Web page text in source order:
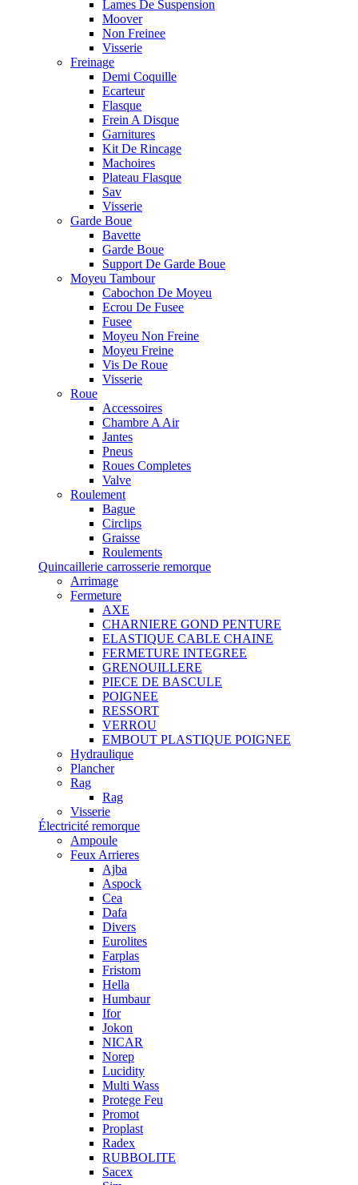
Lames De Suspension
Moover
Non Freinee
Visserie
Freinage
Demi Coquille
Ecarteur
Flasque
Frein A Disque
Garnitures
Kit De Rincage
Machoires
Plateau Flasque
Sav
Visserie
Garde Boue
Bavette
Garde Boue
Support De Garde Boue
Moyeu Tambour
Cabochon De Moyeu
Ecrou De Fusee
Fusee
Moyeu Non Freine
Moyeu Freine
Vis De Roue
Visserie
Roue
Accessoires
Chambre A Air
Jantes
Pneus
Roues Completes
Valve
Roulement
Bague
Circlips
Graisse
Roulements
Quincaillerie carrosserie remorque
Arrimage
Fermeture
AXE
CHARNIERE GOND PENTURE
ELASTIQUE CABLE CHAINE
FERMETURE INTEGREE
GRENOUILLERE
PIECE DE BASCULE
POIGNEE
RESSORT
VERROU
EMBOUT PLASTIQUE POIGNEE
Hydraulique
Plancher
Rag
Rag
Visserie
Électricité remorque
Ampoule
Feux Arrieres
Ajba
Aspock
Cea
Dafa
Divers
Eurolites
Farplas
Fristom
Hella
Humbaur
Ifor
Jokon
NICAR
Norep
Lucidity
Multi Wass
Protege Feu
Promot
Proplast
Radex
RUBBOLITE
Sacex